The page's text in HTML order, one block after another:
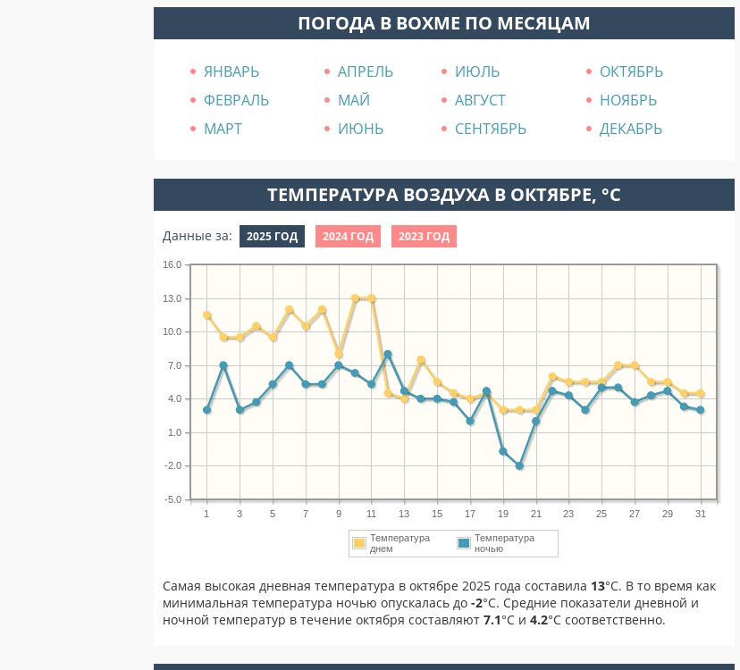
ПОГОДА В ВОХМЕ ПО МЕСЯЦАМ
ЯНВАРЬ АПРЕЛЬ ИЮЛЬ
ОКТЯБРЬ
ФЕВРАЛЬ
МАЙ АВГУСТ
НОЯБРЬ
МАРТ
ИЮНЬ СЕНТЯБРЬ ДЕКАБРЬ
ТЕМПЕРАТУРА ВОЗДУХА В ОКТЯБРЕ, °C
Данные за: 2025 ГОД 2024 ГОД 2023 ГОД
1 3 5 7 9 11 13 15 17 19 21 23 25 27 29 31
-5.0
-2.0
1.0
4.0
7.0
10.0
13.0
16.0
Температура
днем
Температура
ночью
Самая высокая дневная температура в октябре 2025 года составила 13°С. В то время как
минимальная температура ночью опускалась до -2°C. Средние показатели дневной и
ночной температур в течение октября составляют 7.1°С и 4.2°С соответственно.